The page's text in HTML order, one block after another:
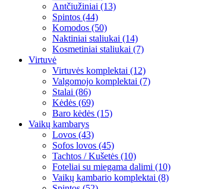
Antčiužiniai (13)
Spintos (44)
Komodos (50)
Naktiniai staliukai (14)
Kosmetiniai staliukai (7)
Virtuvė
Virtuvės komplektai (12)
Valgomojo komplektai (7)
Stalai (86)
Kėdės (69)
Baro kėdės (15)
Vaikų kambarys
Lovos (43)
Sofos lovos (45)
Tachtos / Kušetės (10)
Foteliai su miegama dalimi (10)
Vaikų kambario komplektai (8)